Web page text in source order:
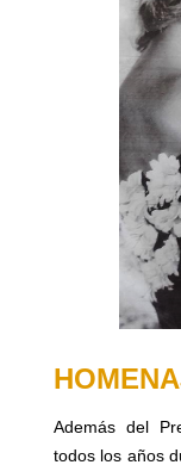
Además del
todos los años